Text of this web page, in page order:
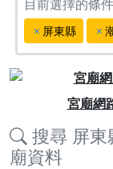
目前選擇的條件
屏東縣
宮廟網
Previous
搜尋 屏
廟資料